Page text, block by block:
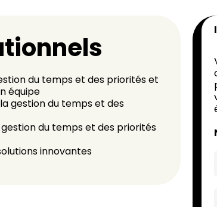
du temps et des priorités et
équipe
gestion du temps et des
du temps et des priorités
innovantes